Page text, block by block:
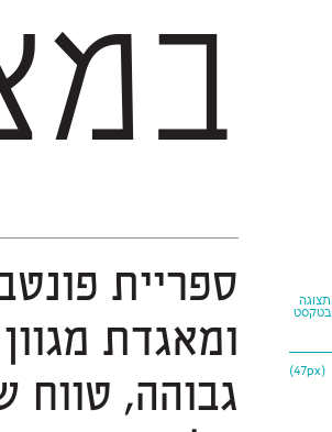
תצוגה
בטקסט
(
47px)